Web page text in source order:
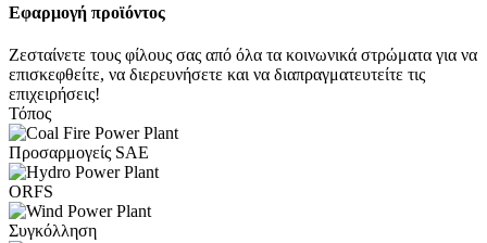
Εφαρμογή προϊόντος
Ζεσταίνετε τους φίλους σας από όλα τα κοινωνικά στρώματα για να
επισκεφθείτε, να διερευνήσετε και να διαπραγματευτείτε τις
επιχειρήσεις!
Τόπος
Προσαρμογείς SAE
ORFS
Συγκόλληση